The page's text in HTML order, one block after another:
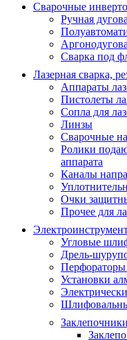
Сварочные
Ручная
Сварка под
Лазерная сварка,
Аппараты
Пистолеты
Сопла для
Линзы
Сварочные
Ролики
аппарата
Каналы
Очки
Прочее для
Угловые
Дрель-
Установки
Заклепочники